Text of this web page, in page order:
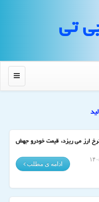
تی
منو
ارز می ریزد، قیمت خودرو جهش
۱۴
ادامه ی مطلب